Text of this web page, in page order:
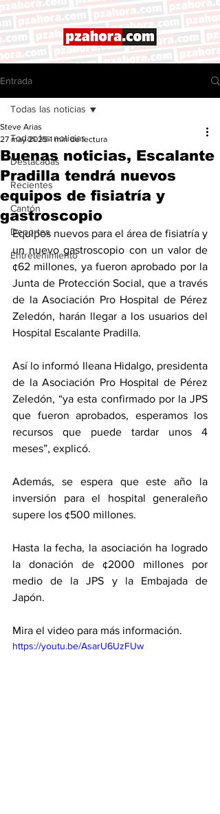
Entrada
Todas las noticias
Destacadas
Recientes
Cantón
Deportes
Entretenimiento
Todas las noticias
Buenas noticias, Escalante
Pradilla tendrá nuevos
equipos de fisiatría y
gastroscopio
Steve Arias
27 may 2025 1 min de lectura
Equipos nuevos para el área de fisiatría y
un nuevo gastroscopio con un valor de
¢62 millones, ya fueron aprobado por la
Junta de Protección Social, que a través
de la Asociación Pro Hospital de Pérez
Zeledón, harán llegar a los usuarios del
Hospital Escalante Pradilla.
Así lo informó Ileana Hidalgo, presidenta
de la Asociación Pro Hospital de Pérez
Zeledón, “ya esta confirmado por la JPS
que fueron aprobados, esperamos los
recursos que puede tardar unos 4
meses”, explicó.
Además, se espera que este año la
inversión para el hospital generaleño
supere los ¢500 millones.
Hasta la fecha, la asociación ha logrado
la donación de ¢2000 millones por
medio de la JPS y la Embajada de
Japón.
Mira el video para más información.
https://youtu.be/AsarU6UzFUw